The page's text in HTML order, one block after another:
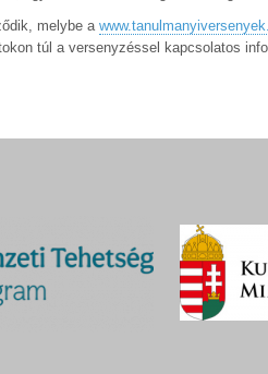
melybe a
túl a versenyzéssel kapcsolatos